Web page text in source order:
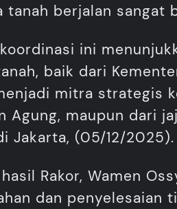
tanah berjalan sangat
ini
baik dari
mitra strategis
Agung, maupun dari
Jakarta, (05/12/2025).
Rakor, Wamen
dan penyelesaian